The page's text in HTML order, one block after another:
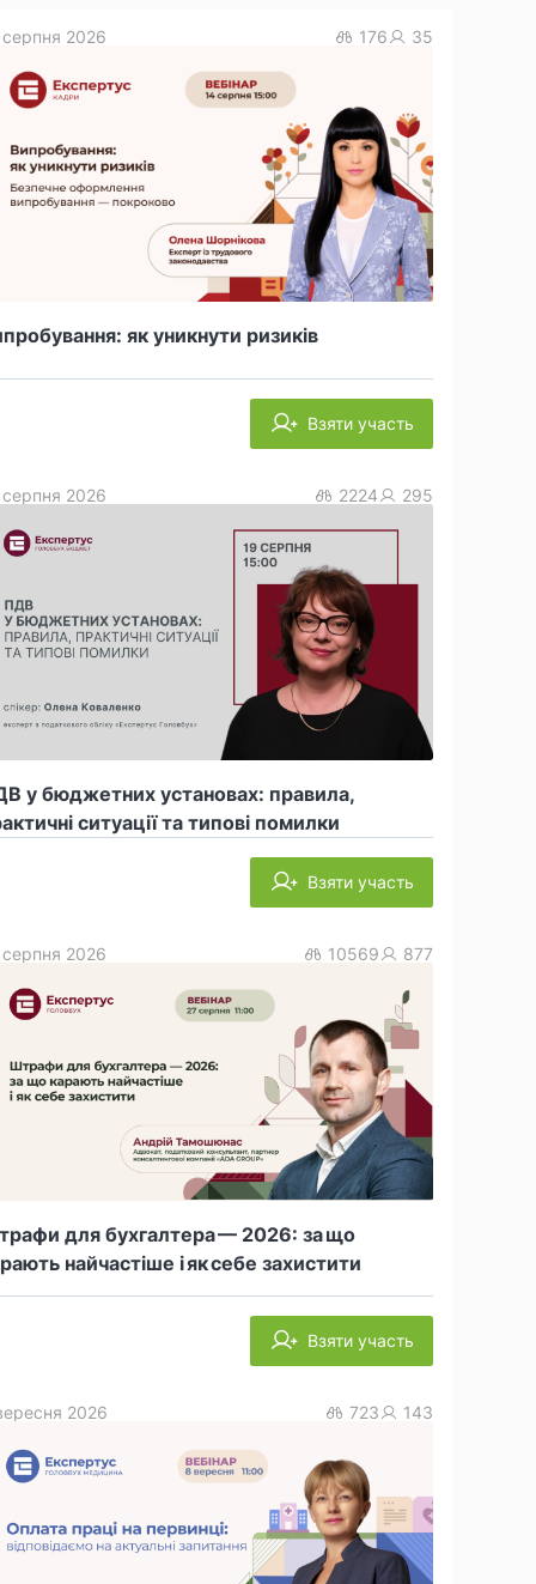
як уникнути ризиків
серпня 2026 176 35
Взяти участь
у бюджетних установах: правила,
ситуації та типові помилки
серпня 2026 2224 295
Взяти участь
для бухгалтера — 2026: за що
найчастіше і як себе захистити
серпня 2026 10569 877
Взяти участь
2026 723 143